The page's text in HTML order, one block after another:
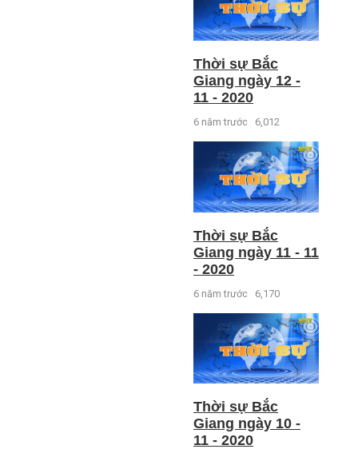
Thời sự Bắc
Giang ngày 12 -
11 - 2020
6 năm trước 6,012
Thời sự Bắc
Giang ngày 11 - 11
- 2020
6 năm trước 6,170
Thời sự Bắc
Giang ngày 10 -
11 - 2020